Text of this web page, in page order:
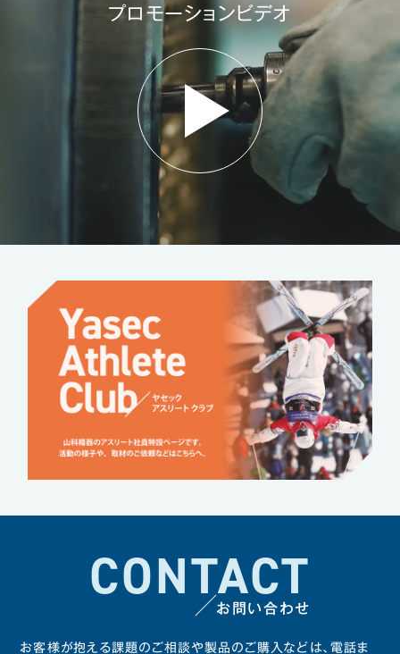
プロモーションビデオ
CONTACT
お問い合わせ
お客様が抱える課題のご相談や製品のご購入などは、 電話ま